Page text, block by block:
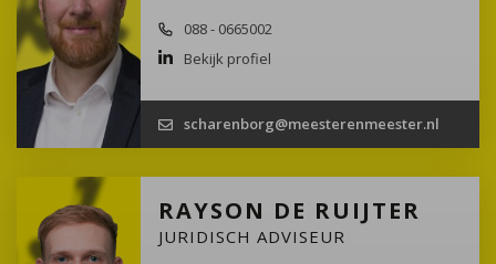
088 - 0665002
Bekijk profiel
scharenborg@meesterenmeester.nl
RAYSON DE RUIJTER
JURIDISCH ADVISEUR